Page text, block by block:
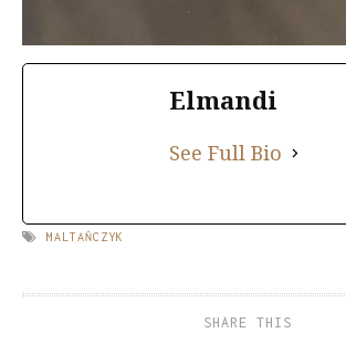
Elmandi
See Full Bio
MALTAŃCZYK
SHARE THIS